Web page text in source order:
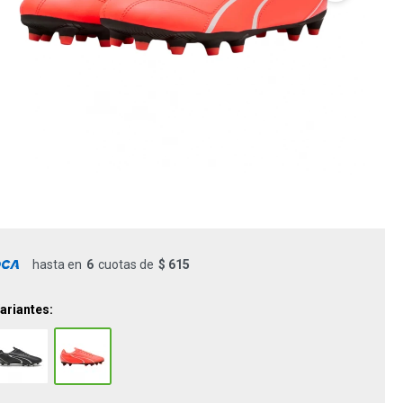
hasta en 6 cuotas de $ 615